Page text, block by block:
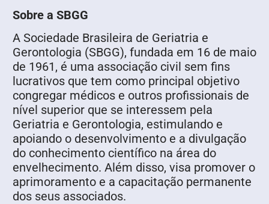
Sobre a SBGG
A Sociedade Brasileira de Geriatria e
Gerontologia (SBGG), fundada em 16 de maio
de 1961, é uma associação civil sem fins
lucrativos que tem como principal objetivo
congregar médicos e outros profissionais de
nível superior que se interessem pela
Geriatria e Gerontologia, estimulando e
apoiando o desenvolvimento e a divulgação
do conhecimento científico na área do
envelhecimento. Além disso, visa promover o
aprimoramento e a capacitação permanente
dos seus associados.